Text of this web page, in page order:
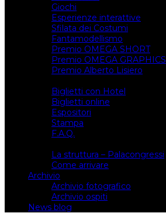
Giochi
Esperienze interattive
Sfilata dei Costumi
Fantamodellismo
Premio OMEGA SHORT
Premio OMEGA GRAPHICS
Premio Alberto Lisiero
Biglietti con Hotel
Biglietti online
Espositori
Stampa
F.A.Q.
La struttura – Palacongressi
Come arrivare
Archivio
Archivio fotografico
Archivio ospiti
News blog